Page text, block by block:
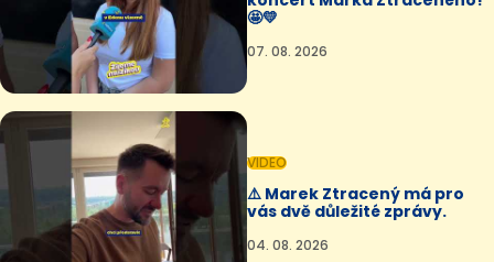
🤩💛
07. 08. 2026
VIDEO
⚠️ Marek Ztracený má pro
vás dvě důležité zprávy.
04. 08. 2026